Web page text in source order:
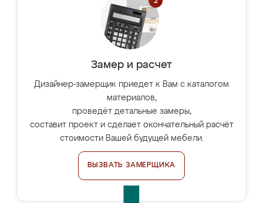
Замер и расчет
Дизайнер-замерщик приедет к Вам с каталогом
материалов,
проведёт детальные замеры,
составит проект и сделает окончательный расчёт
стоимости Вашей будущей мебели.
ВЫЗВАТЬ ЗАМЕРЩИКА